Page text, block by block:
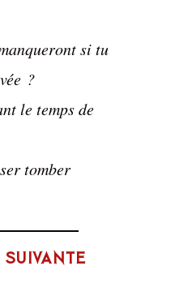
si tu
?
le temps de
tomber